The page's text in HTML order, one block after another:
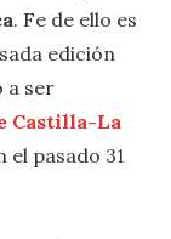
. Fe de ello es
edición
a ser
Castilla-La
pasado 31